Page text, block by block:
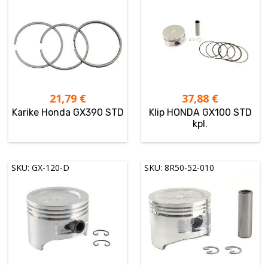
21,79 €
Karike Honda GX390 STD
37,88 €
Klip HONDA GX100 STD
kpl.
SKU: GX-120-D SKU: 8R50-52-010